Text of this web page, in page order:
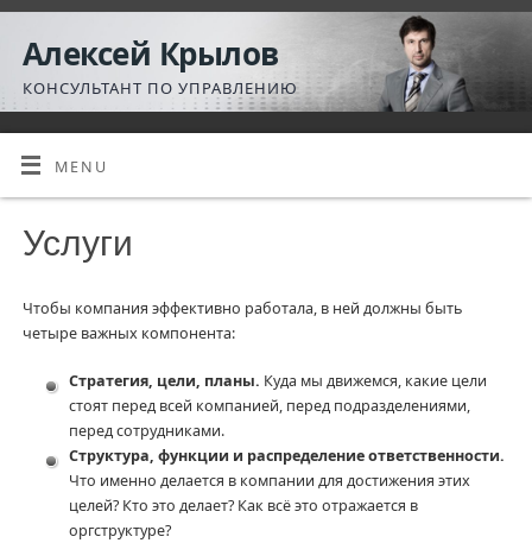
Алексей Крылов
КОНСУЛЬТАНТ ПО УПРАВЛЕНИЮ
MENU
Услуги
Чтобы компания эффективно работала, в ней должны быть
четыре важных компонента:
Стратегия, цели, планы. Куда мы движемся, какие цели
стоят перед всей компанией, перед подразделениями,
перед сотрудниками.
Структура, функции и распределение ответственности.
Что именно делается в компании для достижения этих
целей? Кто это делает? Как всё это отражается в
оргструктуре?